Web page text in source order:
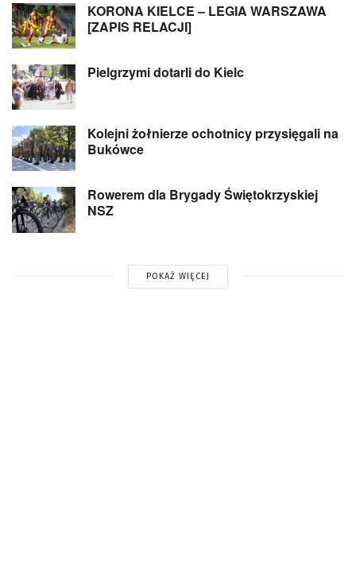
KORONA KIELCE – LEGIA WARSZAWA
[ZAPIS RELACJI]
Pielgrzymi dotarli do Kielc
Kolejni żołnierze ochotnicy przysięgali na
Bukówce
Rowerem dla Brygady Świętokrzyskiej
NSZ
POKAŻ WIĘCEJ